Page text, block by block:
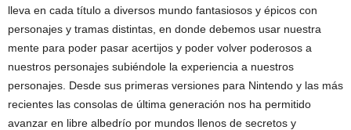
lleva en cada título a diversos mundo fantasiosos y épicos con
personajes y tramas distintas, en donde debemos usar nuestra
mente para poder pasar acertijos y poder volver poderosos a
nuestros personajes subiéndole la experiencia a nuestros
personajes. Desde sus primeras versiones para Nintendo y las más
recientes las consolas de última generación nos ha permitido
avanzar en libre albedrío por mundos llenos de secretos y